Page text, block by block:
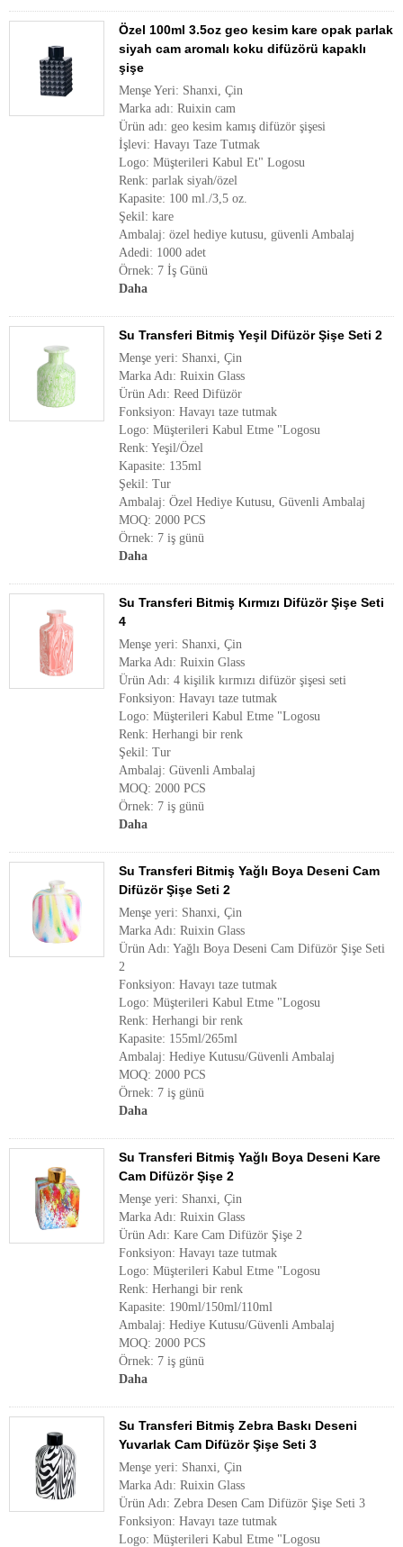
Özel 100ml 3.5oz geo kesim kare opak parlak
siyah cam aromalı koku difüzörü kapaklı
şişe
Menşe Yeri: Shanxi, Çin
Marka adı: Ruixin cam
Ürün adı: geo kesim kamış difüzör şişesi
İşlevi: Havayı Taze Tutmak
Logo: Müşterileri Kabul Et" Logosu
Renk: parlak siyah/özel
Kapasite: 100 ml./3,5 oz.
Şekil: kare
Ambalaj: özel hediye kutusu, güvenli Ambalaj
Adedi: 1000 adet
Örnek: 7 İş Günü
Daha
Su Transferi Bitmiş Yeşil Difüzör Şişe Seti 2
Menşe yeri: Shanxi, Çin
Marka Adı: Ruixin Glass
Ürün Adı: Reed Difüzör
Fonksiyon: Havayı taze tutmak
Logo: Müşterileri Kabul Etme "Logosu
Renk: Yeşil/Özel
Kapasite: 135ml
Şekil: Tur
Ambalaj: Özel Hediye Kutusu, Güvenli Ambalaj
MOQ: 2000 PCS
Örnek: 7 iş günü
Daha
Su Transferi Bitmiş Kırmızı Difüzör Şişe Seti
4
Menşe yeri: Shanxi, Çin
Marka Adı: Ruixin Glass
Ürün Adı: 4 kişilik kırmızı difüzör şişesi seti
Fonksiyon: Havayı taze tutmak
Logo: Müşterileri Kabul Etme "Logosu
Renk: Herhangi bir renk
Şekil: Tur
Ambalaj: Güvenli Ambalaj
MOQ: 2000 PCS
Örnek: 7 iş günü
Daha
Su Transferi Bitmiş Yağlı Boya Deseni Cam
Difüzör Şişe Seti 2
Menşe yeri: Shanxi, Çin
Marka Adı: Ruixin Glass
Ürün Adı: Yağlı Boya Deseni Cam Difüzör Şişe Seti
2
Fonksiyon: Havayı taze tutmak
Logo: Müşterileri Kabul Etme "Logosu
Renk: Herhangi bir renk
Kapasite: 155ml/265ml
Ambalaj: Hediye Kutusu/Güvenli Ambalaj
MOQ: 2000 PCS
Örnek: 7 iş günü
Daha
Su Transferi Bitmiş Yağlı Boya Deseni Kare
Cam Difüzör Şişe 2
Menşe yeri: Shanxi, Çin
Marka Adı: Ruixin Glass
Ürün Adı: Kare Cam Difüzör Şişe 2
Fonksiyon: Havayı taze tutmak
Logo: Müşterileri Kabul Etme "Logosu
Renk: Herhangi bir renk
Kapasite: 190ml/150ml/110ml
Ambalaj: Hediye Kutusu/Güvenli Ambalaj
MOQ: 2000 PCS
Örnek: 7 iş günü
Daha
Su Transferi Bitmiş Zebra Baskı Deseni
Yuvarlak Cam Difüzör Şişe Seti 3
Menşe yeri: Shanxi, Çin
Marka Adı: Ruixin Glass
Ürün Adı: Zebra Desen Cam Difüzör Şişe Seti 3
Fonksiyon: Havayı taze tutmak
Logo: Müşterileri Kabul Etme "Logosu